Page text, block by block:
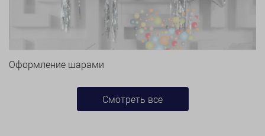
Оформление шарами
Смотреть все